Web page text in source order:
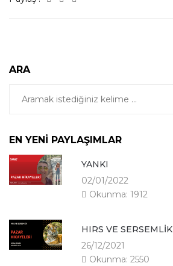
ARA
EN YENİ PAYLAŞIMLAR
YANKI
02/01/2022
Okunma: 1912
HIRS VE SERSEMLİK
26/12/2021
Okunma: 2550